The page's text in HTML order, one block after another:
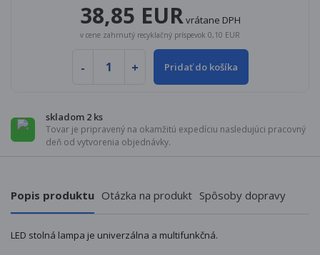
38,85 EURvrátane DPH
v cene zahrnutý recyklačný príspevok 0,10 EUR
Pridať do košíka
skladom 2 ks
Tovar je pripravený na okamžitú expedíciu nasledujúci pracovný
deň od vytvorenia objednávky.
Popis produktu Otázka na produkt Spôsoby dopravy
LED stolná lampa je univerzálna a multifunkčná.